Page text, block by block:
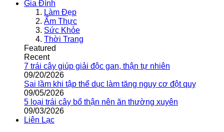
Gia Đình
Làm Đẹp
Ẩm Thực
Sức Khỏe
Thời Trang
Featured
Recent
7 trái cây giúp giải độc gan, thận tự nhiên
09/20/2026
Sai lầm khi tập thể dục làm tăng nguy cơ đột quỵ
09/05/2026
5 loại trái cây bổ thận nên ăn thường xuyên
09/03/2026
Liên Lạc